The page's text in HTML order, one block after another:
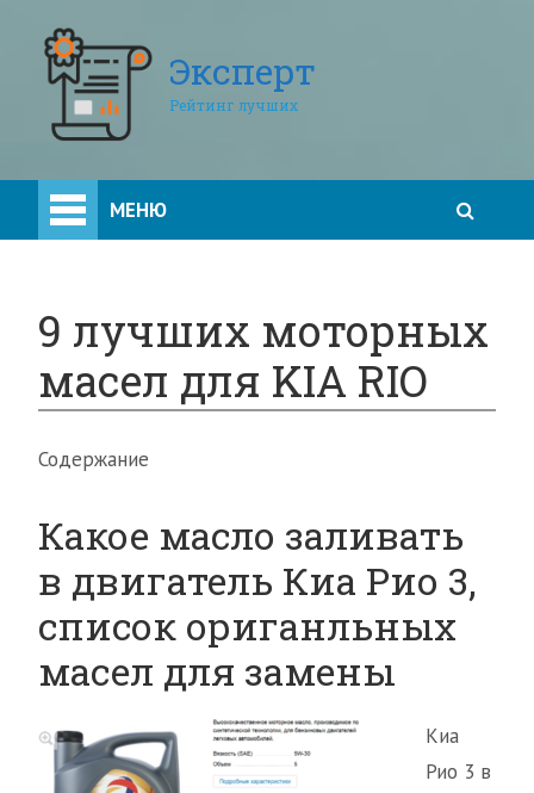
Эксперт
Рейтинг лучших
МЕНЮ
9 лучших моторных
масел для KIA RIO
Содержание
Какое масло заливать
в двигатель Киа Рио 3,
список ориганльных
масел для замены
Киа
Рио 3 в